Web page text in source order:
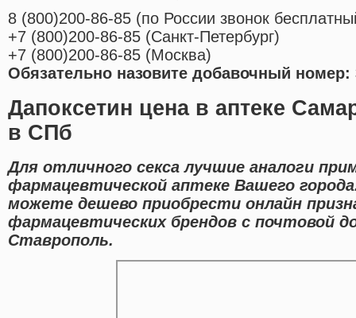
8 (800)200-86-85 (по России звонок
+7 (800)200-86-85 (Санкт-Петербург)
+7 (800)200-86-85 (Москва)
Обязательно назовите добавочный номер:
Дапоксетин цена в аптеке
в СПб
Для отличного секса лучшие аналоги
фармацевтической аптеке Вашего
можете дешево приобрести онлайн
фармацевтических брендов с почтовой
Ставрополь.